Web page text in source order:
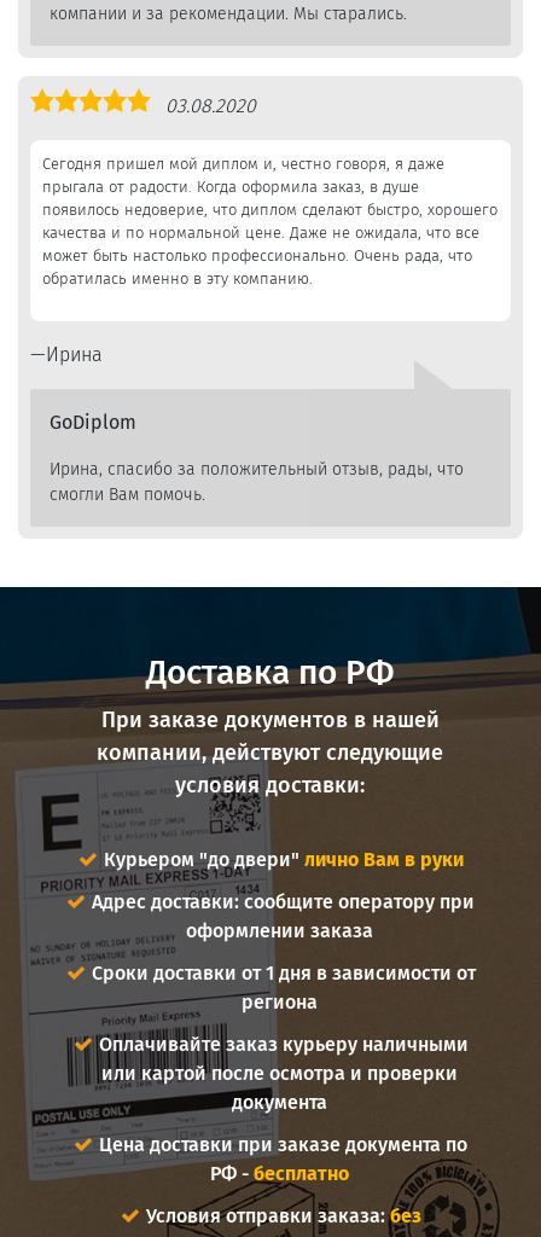
компании и за рекомендации. Мы старались.
Оценка
03.08.2020
Сегодня пришел мой диплом и, честно говоря, я даже
прыгала от радости. Когда оформила заказ, в душе
появилось недоверие, что диплом сделают быстро, хорошего
качества и по нормальной цене. Даже не ожидала, что все
может быть настолько профессионально. Очень рада, что
обратилась именно в эту компанию.
Ирина
GoDiplom
Ирина, спасибо за положительный отзыв, рады, что
смогли Вам помочь.
Доставка по РФ
При заказе документов в нашей
компании, действуют следующие
условия доставки:
Курьером "до двери" лично Вам в руки
Адрес доставки: сообщите оператору при
оформлении заказа
Сроки доставки от 1 дня в зависимости от
региона
Оплачивайте заказ курьеру наличными
или картой после осмотра и проверки
документа
Цена доставки при заказе документа по
РФ -бесплатно
Условия отправки заказа:без